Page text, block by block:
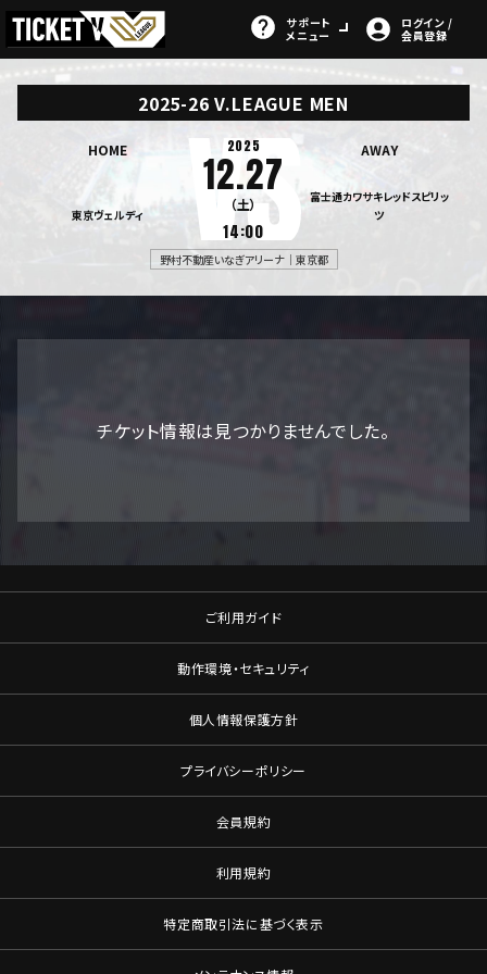
サポート
メニュー
ログイン /
会員登録
2025-26 V.LEAGUE MEN
HOME
東京ヴェルディ
2025
12.27
（土）
14:00
AWAY
富士通カワサキレッドスピリッ
ツ
野村不動産いなぎアリーナ｜東京都
チケット情報は見つかりませんでした。
ご利用ガイド
動作環境・セキュリティ
個人情報保護方針
プライバシーポリシー
会員規約
利用規約
特定商取引法に基づく表示